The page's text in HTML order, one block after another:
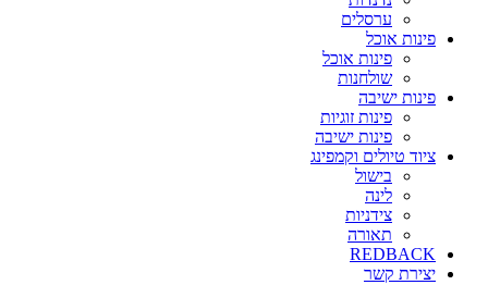
ערסלים
פינות אוכל
פינות אוכל
שולחנות
פינות ישיבה
פינות זוגיות
פינות ישיבה
ציוד טיולים וקמפינג
בישול
לינה
צידניות
תאורה
REDBACK
יצירת קשר